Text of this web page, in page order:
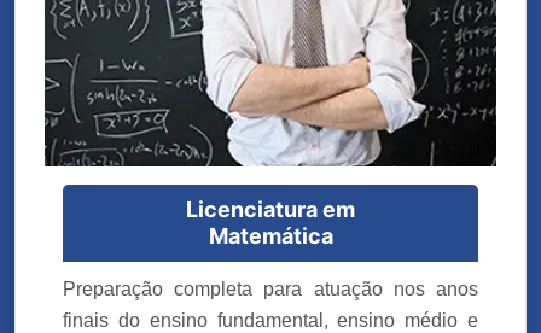
Licenciatura em
Matemática
Preparação completa para atuação nos anos
finais do ensino fundamental, ensino médio e